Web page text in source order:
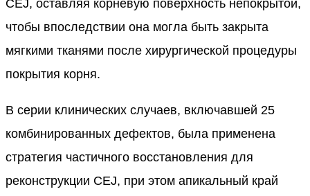
CEJ, оставляя корневую поверхность непокрытой,
чтобы впоследствии она могла быть закрыта
мягкими тканями после хирургической процедуры
покрытия корня.
В серии клинических случаев, включавшей 25
комбинированных дефектов, была применена
стратегия частичного восстановления для
реконструкции CEJ, при этом апикальный край